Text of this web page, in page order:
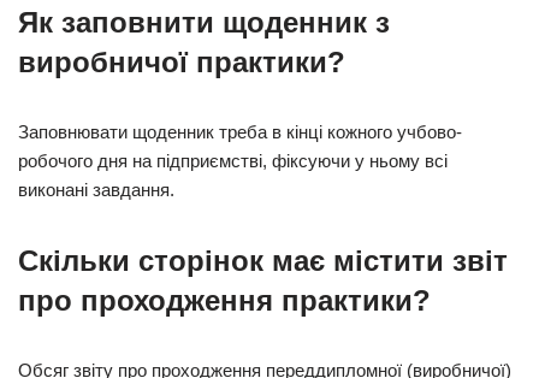
Як заповнити щоденник з
виробничої практики?
Заповнювати щоденник треба в кінці кожного учбово-
робочого дня на підприємстві, фіксуючи у ньому всі
виконані завдання.
Скільки сторінок має містити звіт
про проходження практики?
Обсяг звіту про проходження переддипломної (виробничої)